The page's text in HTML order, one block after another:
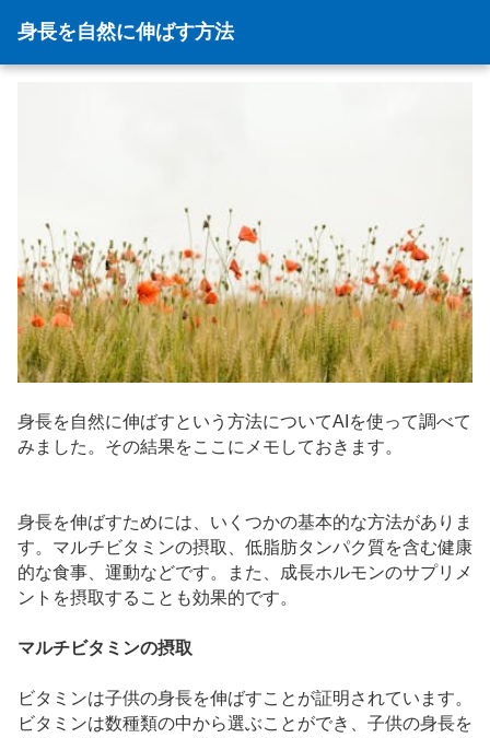
身長を自然に伸ばす方法
身長を自然に伸ばすという方法についてAIを使って調べて
みました。その結果をここにメモしておきます。
身長を伸ばすためには、いくつかの基本的な方法がありま
す。マルチビタミンの摂取、低脂肪タンパク質を含む健康
的な食事、運動などです。また、成長ホルモンのサプリメ
ントを摂取することも効果的です。
マルチビタミンの摂取
ビタミンは子供の身長を伸ばすことが証明されています。
ビタミンは数種類の中から選ぶことができ、子供の身長を